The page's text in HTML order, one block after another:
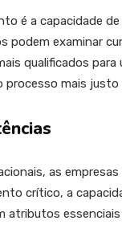
é a capacidade
podem examinar
qualificados
mais
as
crítico, a
atributos